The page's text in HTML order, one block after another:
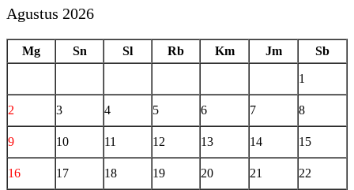
Agustus 2026
Mg Sn Sl Rb Km Jm Sb
1
2 3 4 5 6 7 8
9 10 11 12 13 14 15
16 17 18 19 20 21 22